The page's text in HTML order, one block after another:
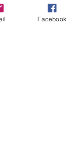
100 %
Facebook